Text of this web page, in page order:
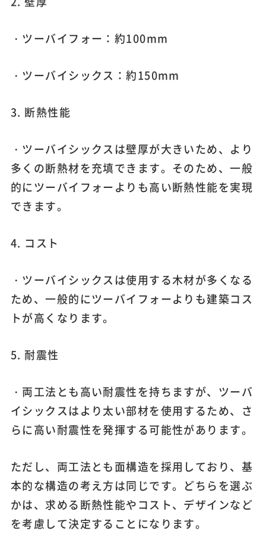
・ツーバイフォー：約100mm
・ツーバイシックス：約150mm
3. 断熱性能
・ツーバイシックスは壁厚が大きいため、より
多くの断熱材を充填できます。そのため、一般
的にツーバイフォーよりも高い断熱性能を実現
できます。
4. コスト
・ツーバイシックスは使用する木材が多くなる
ため、一般的にツーバイフォーよりも建築コス
トが高くなります。
5. 耐震性
・両工法とも高い耐震性を持ちますが、ツーバ
イシックスはより太い部材を使用するため、さ
らに高い耐震性を発揮する可能性があります。
ただし、両工法とも面構造を採用しており、基
本的な構造の考え方は同じです。どちらを選ぶ
かは、求める断熱性能やコスト、デザインなど
を考慮して決定することになります。